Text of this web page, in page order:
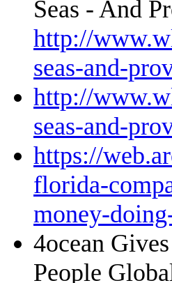
Seas - And
http://
seas-and-
http://
seas-and-
https://
florida-
money-
4ocean
People